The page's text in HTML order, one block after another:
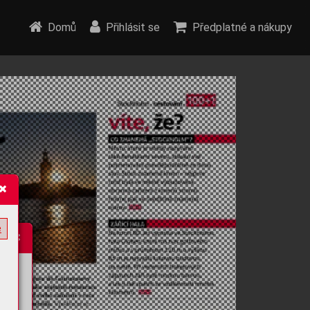
Domů Přihlásit se Předplatné a nákupy